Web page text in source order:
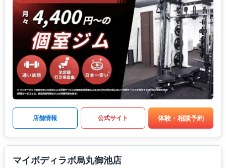
店舗情報 公式サイト 体験・相談予約
マイボディラボ烏丸御池店